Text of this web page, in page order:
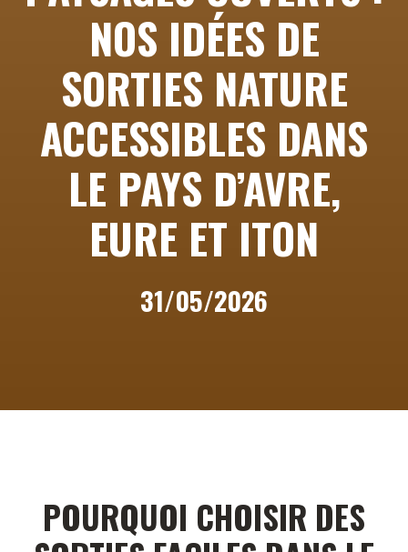
NOS IDÉES DE
SORTIES NATURE
ACCESSIBLES DANS
LE PAYS D’AVRE,
EURE ET ITON
31/05/2026
POURQUOI CHOISIR DES